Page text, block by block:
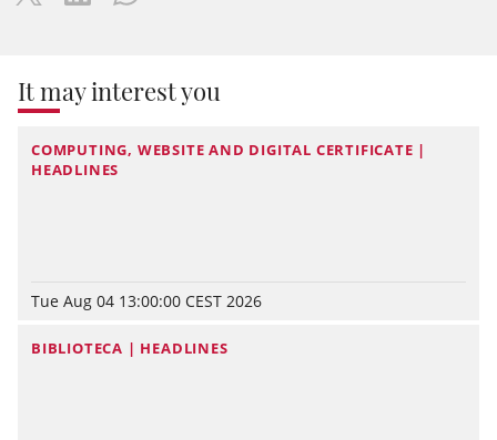
It may interest you
COMPUTING, WEBSITE AND DIGITAL CERTIFICATE |
HEADLINES
Tue Aug 04 13:00:00 CEST 2026
BIBLIOTECA | HEADLINES